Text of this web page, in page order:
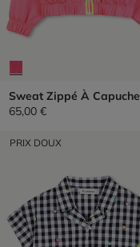
Sweat Zippé À Capuche
65,00 €
PRIX DOUX